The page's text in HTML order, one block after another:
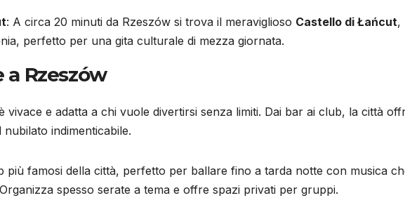
: A circa 20 minuti da Rzeszów si trova il meraviglioso Castello di Łańcut,
perfetto per una gita culturale di mezza giornata.
a Rzeszów
vivace e adatta a chi vuole divertirsi senza limiti. Dai bar ai club, la città
indimenticabile.
più famosi della città, perfetto per ballare fino a tarda notte con musica
spesso serate a tema e offre spazi privati per gruppi.